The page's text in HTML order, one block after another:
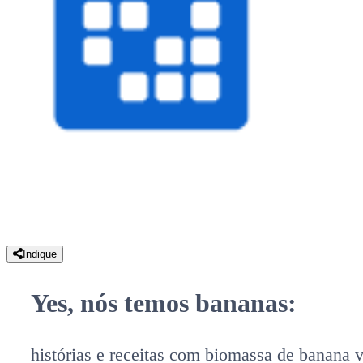
Indique
Yes, nós temos bananas:
histórias e receitas com biomassa de banana